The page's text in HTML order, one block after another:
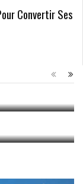
Convertir Ses
Sur Les